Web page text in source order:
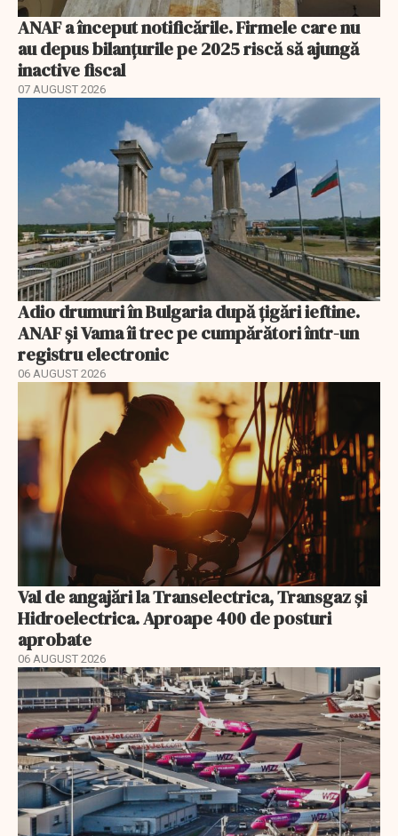
ANAF a început notificările. Firmele care nu
au depus bilanțurile pe 2025 riscă să ajungă
inactive fiscal
07 AUGUST 2026
Adio drumuri în Bulgaria după țigări ieftine.
ANAF și Vama îi trec pe cumpărători într-un
registru electronic
06 AUGUST 2026
Val de angajări la Transelectrica, Transgaz și
Hidroelectrica. Aproape 400 de posturi
aprobate
06 AUGUST 2026